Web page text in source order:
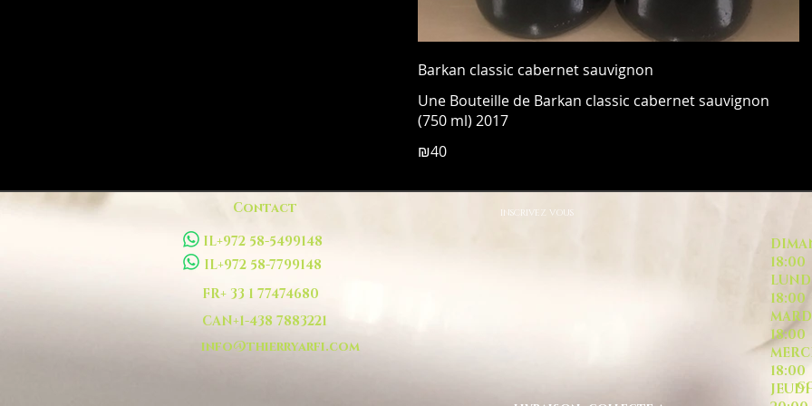
Barkan classic cabernet sauvignon
Une Bouteille de Barkan classic cabernet sauvignon
(750 ml) 2017
₪40
Contact
IL+972 58-5499148
IL+972 58-7799148
FR+ 33 1 77474680
CAN+1-438 7883221
info@thierryarfi.com
INSCRIVEZ VOUS
18:00
18:00
18:00
18:00